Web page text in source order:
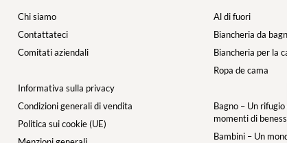
Chi siamo
Contattateci
Comitati aziendali
Informativa sulla privacy
Condizioni generali di vendita
Politica sui cookie (UE)
Al di fuori
Biancheria da
Biancheria per la
Ropa de cama
Bagno – Un rifugio
momenti di
Bambini – Un